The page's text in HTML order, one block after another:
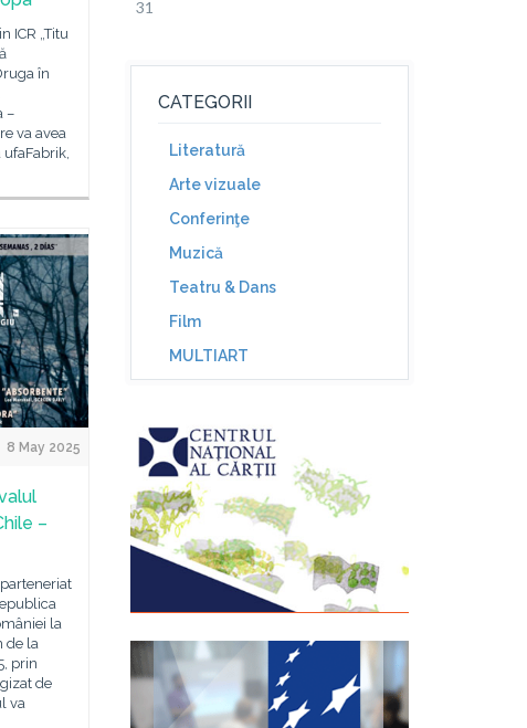
ICR „Titu
în
–
va avea
ufaFabrik,
8 May 2025
–
la
de la
prin
de
va
31
CATEGORII
Literatură
Arte vizuale
Conferinţe
Muzică
Teatru & Dans
Film
MULTIART